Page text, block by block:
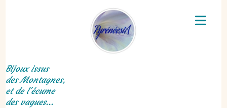
Bijoux issus
des Montagnes,
et de l'écume
des vagues...